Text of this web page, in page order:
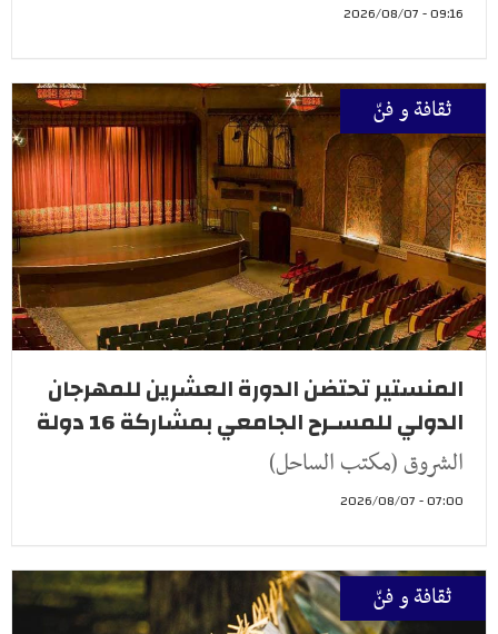
09:16 - 2026/08/07
ثقافة و فنّ
المنستير تحتضن الدورة العشرين للمهرجان
الدولي للمسـرح الجامعي بمشاركة 16 دولة
الشروق (مكتب الساحل)
07:00 - 2026/08/07
ثقافة و فنّ